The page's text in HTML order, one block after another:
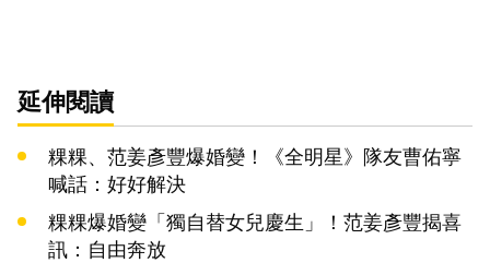
延伸閱讀
粿粿、范姜彥豐爆婚變！《全明星》隊友曹佑寧
喊話：好好解決
粿粿爆婚變「獨自替女兒慶生」！范姜彥豐揭喜
訊：自由奔放